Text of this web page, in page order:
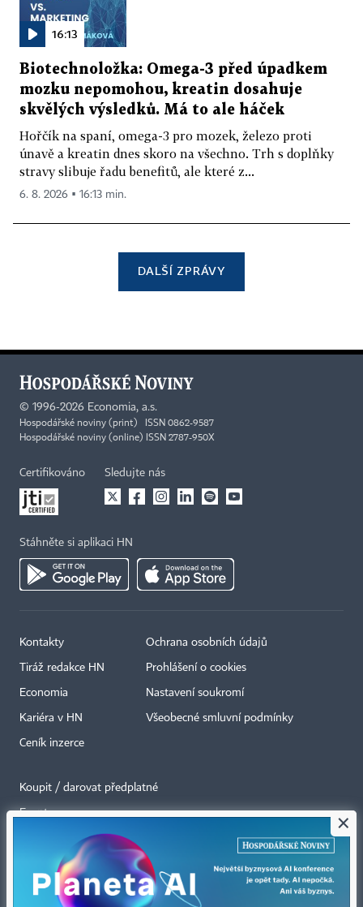
16:13
Biotechnoložka: Omega-3 před úpadkem
mozku nepomohou, kreatin dosahuje
skvělých výsledků. Má to ale háček
Hořčík na spaní, omega-3 pro mozek, železo proti
únavě a kreatin dnes skoro na všechno. Trh s doplňky
stravy slibuje řadu benefitů, ale které z...
6. 8. 2026 ▪ 16:13 min.
DALŠÍ ZPRÁVY
© 1996-2026 Economia, a.s.
Hospodářské noviny (print) ISSN 0862-9587
Hospodářské noviny (online) ISSN 2787-950X
Certifikováno Sledujte nás
Stáhněte si aplikaci HN
Kontakty
Tiráž redakce HN
Economia
Kariéra v HN
Ceník inzerce
Ochrana osobních údajů
Prohlášení o cookies
Nastavení soukromí
Všeobecné smluvní podmínky
Koupit / darovat předplatné
Eventy
RSS kanály
×